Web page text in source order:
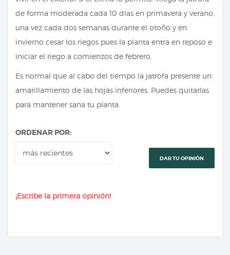
de forma moderada cada 10 días en primavera y verano,
una vez cada dos semanas durante el otoño y en
invierno cesar los riegos pues la planta entra en reposo e
iniciar el riego a comienzos de febrero.
Es normal que al cabo del tiempo la jatrofa presente un
amarillamiento de las hojas inferiores. Puedes quitarlas
para mantener sana tu planta.
ORDENAR POR:
DAR TU OPINIÓN
¡Escribe la primera opinión!